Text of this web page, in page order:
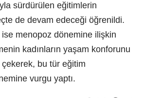
sürdürülen eğitimlerin
de devam edeceği öğrenildi.
ise menopoz dönemine ilişkin
kadınların yaşam konforunu
çekerek, bu tür eğitim
vurgu yaptı.